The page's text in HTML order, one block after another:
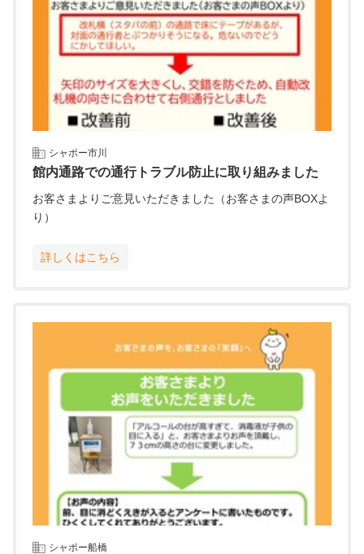
シャポー市川
館内通路での通行トラブル防止に取り組みました
お客さまよりご意見いただきました（お客さまの声BOXよ
り）
詳しくはこちら
シャポー船橋